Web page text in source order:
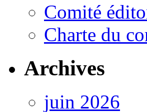
Comité
Charte du
Archives
juin 2026